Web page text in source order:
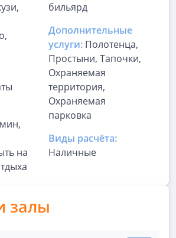
на
бильярд
Дополнительные
услуги: Полотенца,
Простыни, Тапочки,
Охраняемая
территория,
Охраняемая
парковка
Виды расчёта:
Наличные
залы